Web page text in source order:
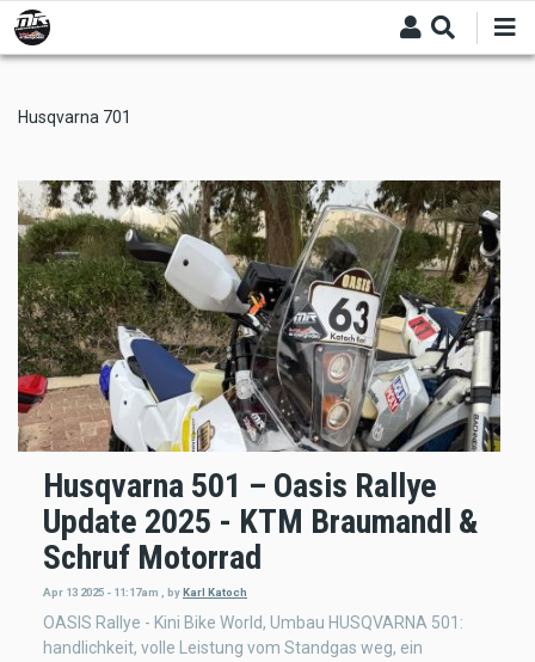
Skip
to
main
Husqvarna 701
Husqvarna 501 – Oasis Rallye
Update 2025 - KTM Braumandl &
Schruf Motorrad
Apr 13 2025 - 11:17am , by Karl Katoch
OASIS Rallye - Kini Bike World, Umbau HUSQVARNA 501:
handlichkeit, volle Leistung vom Standgas weg, ein